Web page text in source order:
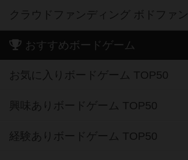
クラウドファンディング ボドファン
おすすめボードゲーム
お気に入りボードゲーム TOP50
興味ありボードゲーム TOP50
経験ありボードゲーム TOP50